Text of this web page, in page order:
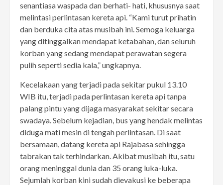
senantiasa waspada dan berhati- hati, khususnya saat
melintasi perlintasan kereta api. “Kami turut prihatin
dan berduka cita atas musibah ini. Semoga keluarga
yang ditinggalkan mendapat ketabahan, dan seluruh
korban yang sedang mendapat perawatan segera
pulih seperti sedia kala,” ungkapnya.
Kecelakaan yang terjadi pada sekitar pukul 13.10
WIB itu, terjadi pada perlintasan kereta api tanpa
palang pintu yang dijaga masyarakat sekitar secara
swadaya. Sebelum kejadian, bus yang hendak melintas
diduga mati mesin di tengah perlintasan. Di saat
bersamaan, datang kereta api Rajabasa sehingga
tabrakan tak terhindarkan. Akibat musibah itu, satu
orang meninggal dunia dan 35 orang luka-luka.
Sejumlah korban kini sudah dievakusi ke beberapa